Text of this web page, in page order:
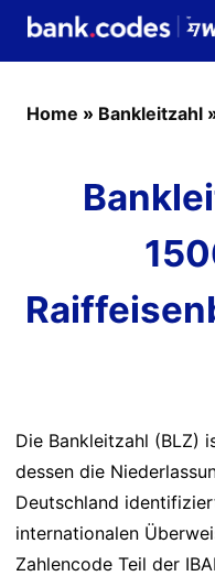
Home » Bankleitzahl
Die Bankleitzahl (BLZ)
dessen die
Deutschland
internationalen
Zahlencode Teil der